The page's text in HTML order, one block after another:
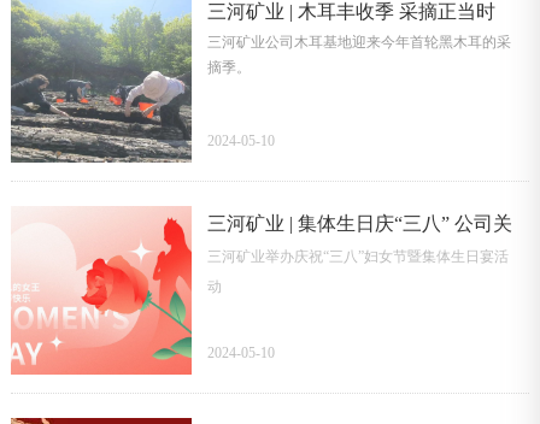
三河矿业 | 木耳丰收季 采摘正当时
三河矿业公司木耳基地迎来今年首轮黑木耳的采
摘季。
2024-05-10
三河矿业 | 集体生日庆“三八” 公司关
怀暖人心
三河矿业举办庆祝“三八”妇女节暨集体生日宴活
动
2024-05-10